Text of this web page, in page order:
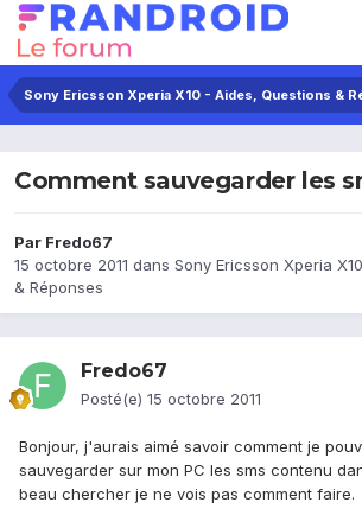
Comment sauvegarder les
Par Fredo67
15 octobre 2011 dans Sony Ericsson Xperia
& Réponses
Fredo67
Posté(e) 15 octobre 2011
Bonjour, j'aurais aimé savoir comment je
sauvegarder sur mon PC les sms contenu
beau chercher je ne vois pas comment faire.